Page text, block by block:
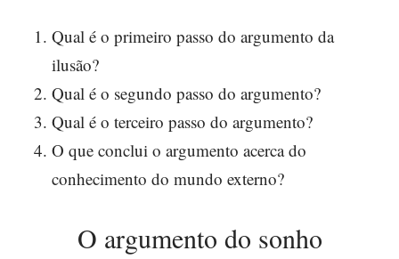
Qual é o primeiro passo do argumento da
ilusão?
Qual é o segundo passo do argumento?
Qual é o terceiro passo do argumento?
O que conclui o argumento acerca do
conhecimento do mundo externo?
O argumento do sonho